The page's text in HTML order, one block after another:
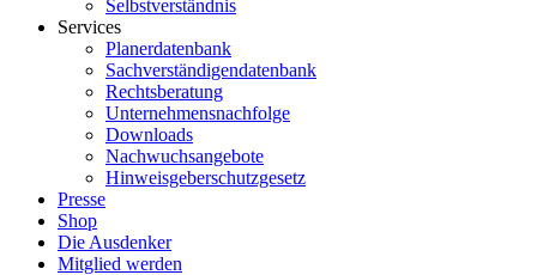
Selbstverständnis
Services
Planerdatenbank
Sachverständigendatenbank
Rechtsberatung
Unternehmensnachfolge
Downloads
Nachwuchsangebote
Hinweisgeberschutzgesetz
Presse
Shop
Die Ausdenker
Mitglied werden